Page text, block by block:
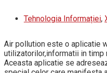
Tehnologia Informației,
Air pollution este o aplicatie
utilizatorilor,informatii in timp
Aceasta aplicatie se